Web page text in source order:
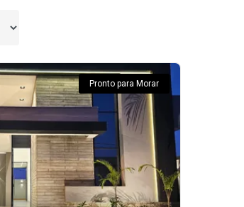
Pronto para Morar